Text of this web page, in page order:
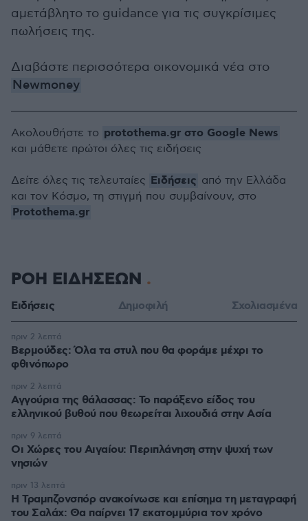
αμετάβλητο το guidance για τις συγκρίσιμες
πωλήσεις της.
Διαβάστε περισσότερα οικονομικά νέα στο
Newmoney
Ακολουθήστε το protothema.gr στο Google News
και μάθετε πρώτοι όλες τις ειδήσεις
Δείτε όλες τις τελευταίες Ειδήσεις από την Ελλάδα
και τον Κόσμο, τη στιγμή που συμβαίνουν, στο
Protothema.gr
ΡΟΗ ΕΙΔΗΣΕΩΝ
Ειδήσεις Δημοφιλή Σχολιασμένα
Βερμούδες: Όλα τα στυλ που θα φοράμε μέχρι το
φθινόπωρο
πριν 2 λεπτά
Αγγούρια της θάλασσας: Το παράξενο είδος του
ελληνικού βυθού που θεωρείται λιχουδιά στην Ασία
πριν 2 λεπτά
Οι Xώρες του Αιγαίου: Περιπλάνηση στην ψυχή των
νησιών
πριν 9 λεπτά
Η Τραμπζονσπόρ ανακοίνωσε και επίσημα τη μεταγραφή
του Σαλάχ: Θα παίρνει 17 εκατομμύρια τον χρόνο
πριν 13 λεπτά